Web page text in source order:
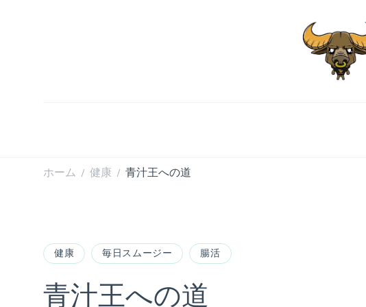
ホーム / 健康 / 青汁王への道
健康 毎日スムージー 腸活
青汁王への道